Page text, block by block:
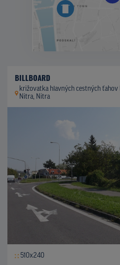
BILLBOARD
križovatka hlavných cestných ťahov
Nitra, Nitra
510x240